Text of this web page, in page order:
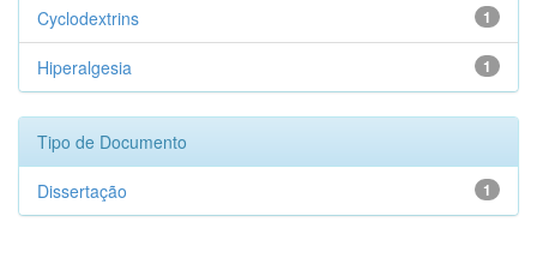
1
Cyclodextrins
1
Hiperalgesia
Tipo de Documento
1
Dissertação